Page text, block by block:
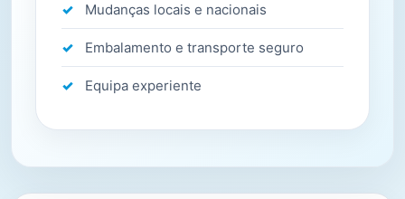
Mudanças locais e nacionais
Embalamento e transporte seguro
Equipa experiente